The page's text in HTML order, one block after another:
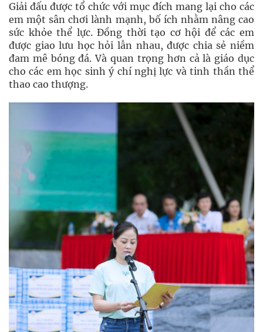
Giải đấu được tổ chức với mục đích mang lại cho các
em một sân chơi lành mạnh, bố ích nhằm nâng cao
sức khỏe thể lực. Đồng thời tạo cơ hội để các em
được giao lưu học hỏi lẫn nhau, được chia sẻ niềm
đam mê bóng đá. Và quan trọng hơn cả là giáo dục
cho các em học sinh ý chí nghị lực và tinh thần thể
thao cao thượng.